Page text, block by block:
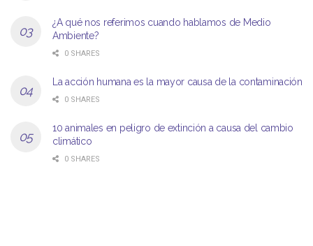
¿A qué nos referimos cuando hablamos de Medio
Ambiente?
0 SHARES
La acción humana es la mayor causa de la contaminación
0 SHARES
10 animales en peligro de extinción a causa del cambio
climático
0 SHARES